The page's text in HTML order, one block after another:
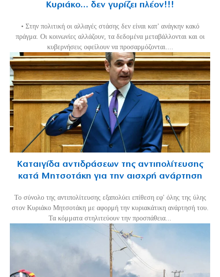
Κυριάκο… δεν γυρίζει πλέον!!!
• Στην πολιτική οι αλλαγές στάσης δεν είναι κατ' ανάγκην κακό
πράγμα. Οι κοινωνίες αλλάζουν, τα δεδομένα μεταβάλλονται και οι
κυβερνήσεις οφείλουν να προσαρμόζονται....
Καταιγίδα αντιδράσεων της αντιπολίτευσης
κατά Μητσοτάκη για την αισχρή ανάρτηση
Το σύνολο της αντιπολίτευσης εξαπολύει επίθεση εφ' όλης της ύλης
στον Κυριάκο Μητσοτάκη με αφορμή την κυριακάτικη ανάρτησή του.
Τα κόμματα στηλιτεύουν την προσπάθεια...